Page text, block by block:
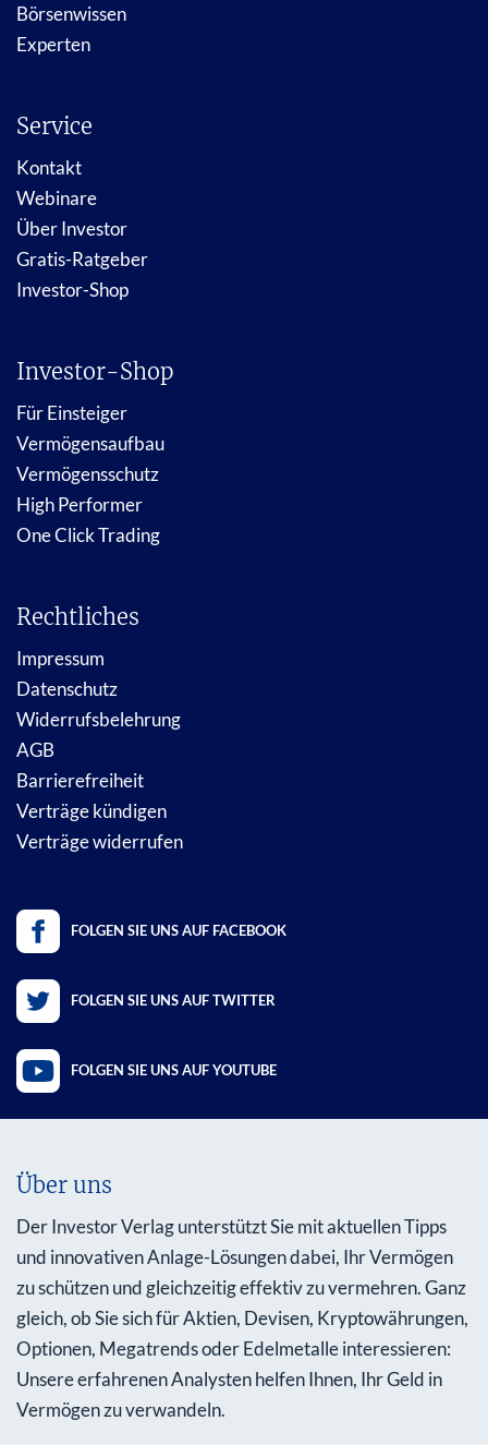
Börsenwissen
Experten
Service
Kontakt
Webinare
Über Investor
Gratis-Ratgeber
Investor-Shop
Investor-Shop
Für Einsteiger
Vermögensaufbau
Vermögensschutz
High Performer
One Click Trading
Rechtliches
Impressum
Datenschutz
Widerrufsbelehrung
AGB
Barrierefreiheit
Verträge kündigen
Verträge widerrufen
FOLGEN SIE UNS AUF FACEBOOK
FOLGEN SIE UNS AUF TWITTER
FOLGEN SIE UNS AUF YOUTUBE
Über uns
Der Investor Verlag unterstützt Sie mit aktuellen Tipps
und innovativen Anlage-Lösungen dabei, Ihr Vermögen
zu schützen und gleichzeitig effektiv zu vermehren. Ganz
gleich, ob Sie sich für Aktien, Devisen, Kryptowährungen,
Optionen, Megatrends oder Edelmetalle interessieren:
Unsere erfahrenen Analysten helfen Ihnen, Ihr Geld in
Vermögen zu verwandeln.